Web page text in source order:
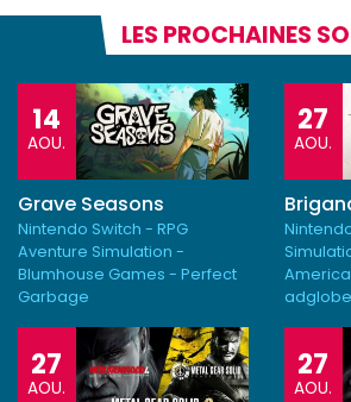
LES PROCHAINES
14
AOU.
Grave Seasons
Nintendo Switch - RPG
Aventure Simulation -
Blumhouse Games - Perfect
Garbage
27
AOU.
adglobe
27
AOU.
27
AOU.